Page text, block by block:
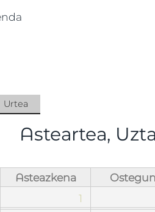
Urtea
Asteartea,
Asteazkena
1